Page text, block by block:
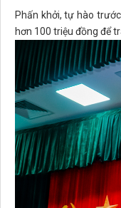
Phấn khởi, tự hào
hơn 100 triệu đồng để